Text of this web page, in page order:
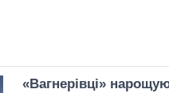
«Вагнерівці»